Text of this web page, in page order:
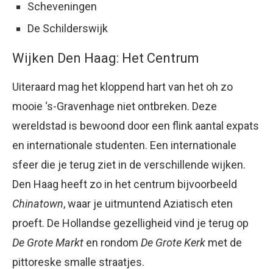
Scheveningen
De Schilderswijk
Wijken Den Haag: Het Centrum
Uiteraard mag het kloppend hart van het oh zo
mooie ‘s-Gravenhage niet ontbreken. Deze
wereldstad is bewoond door een flink aantal expats
en internationale studenten. Een internationale
sfeer die je terug ziet in de verschillende wijken.
Den Haag heeft zo in het centrum bijvoorbeeld
Chinatown, waar je uitmuntend Aziatisch eten
proeft. De Hollandse gezelligheid vind je terug op
De Grote Markt en rondom De Grote Kerk met de
pittoreske smalle straatjes.